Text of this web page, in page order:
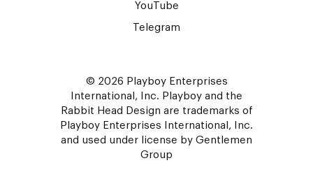
YouTube
Telegram
© 2026 Playboy Enterprises
International, Inc. Playboy and the
Rabbit Head Design are trademarks of
Playboy Enterprises International, Inc.
and used under license by Gentlemen
Group